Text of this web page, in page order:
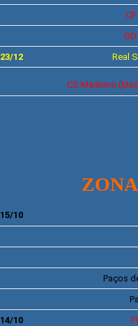
CF
GD
23/12
Real
CS Maritimo
15/10
Paços
14/10